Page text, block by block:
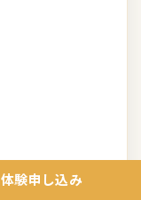
体験申し込み